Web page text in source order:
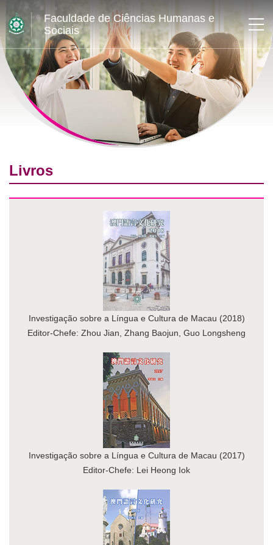
Faculdade de Ciências Humanas e
Sociais
Livros
Investigação sobre a Língua e Cultura de Macau (2018)
Editor-Chefe: Zhou Jian, Zhang Baojun, Guo Longsheng
Investigação sobre a Língua e Cultura de Macau (2017)
Editor-Chefe: Lei Heong Iok